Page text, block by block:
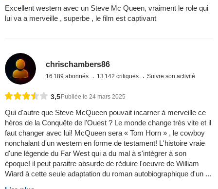
Excellent western avec un Steve Mc Queen, vraiment le role qui
lui va a merveille , superbe , le film est captivant
chrischambers86
16 189 abonnés 13 142 critiques Suivre son activité
3,5Publiée le 24 mars 2025
Qui d'autre que Steve McQueen pouvait incarner à merveille ce
hèros de la Conquête de l'Ouest ? Le monde change très vite et il
faut changer avec lui! McQueen sera « Tom Horn » , le cowboy
nonchalant d'un western en forme de testament! L'histoire vraie
d'une lègende du Far West qui a du mal à s'intègrer à son
èpoque! il peut paraitre absurde de rèduire l'oeuvre de William
Wiard à cette seule adaptation du roman autobiographique d'un ...